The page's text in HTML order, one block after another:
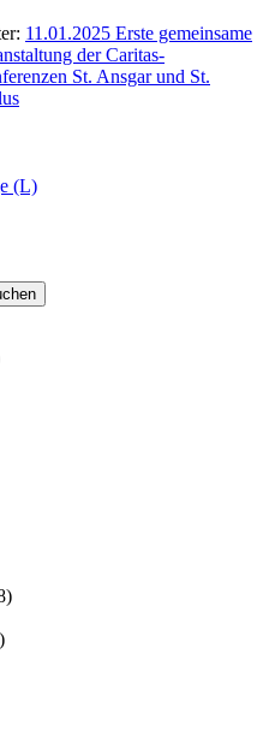
11.01.2025 Erste gemeinsame
der Caritas-
St. Ansgar und St.
(L)